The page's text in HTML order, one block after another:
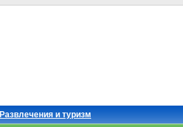
Развлечения и туризм